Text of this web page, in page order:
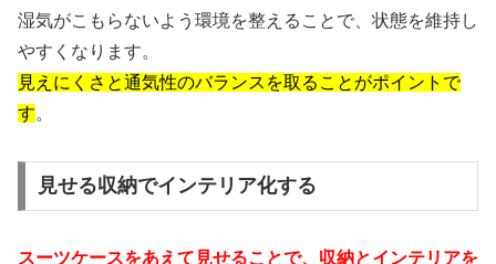
湿気がこもらないよう環境を整えることで、状態を維持し
やすくなります。
見えにくさと通気性のバランスを取ることがポイントで
す。
見せる収納でインテリア化する
スーツケースをあえて見せることで、収納とインテリアを